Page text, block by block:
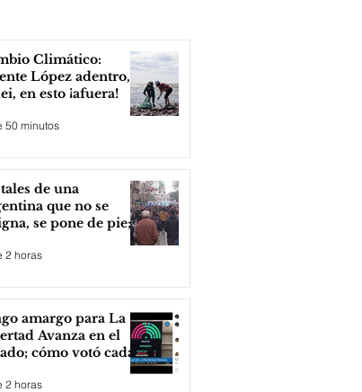
Climático:
López adentro,
en esto ¡afuera!
50 minutos
de una
que no se
se pone de pie;
2 horas
amargo para La
Avanza en el
cómo votó cada
2 horas